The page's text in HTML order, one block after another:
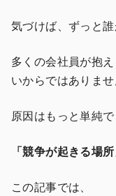
気づけば、ずっと誰
多くの会社員が抱
いからではありませ
原因はもっと単純で
「競争が起きる場
この記事では、